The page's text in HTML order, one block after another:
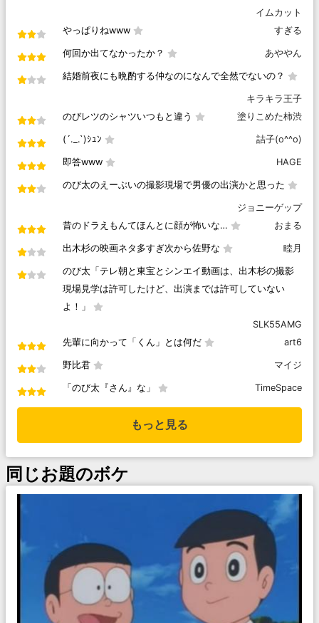
イムカット
やっぱりねwww
すぎる
何回か出てなかったか？ あややん
結婚前夜にも晩酌する仲なのになんで全然でないの？
キラキラ王子
のびレツのシャツいつもと違う
塗りこめた柿渋
(´._.`)ｼｭﾝ 詰子(o^^o)
即答www HAGE
のび太のえーぶいの撮影現場で男優の出演かと思った
ジョニーゲップ
昔のドラえもんてほんとに顔が怖いな…
おまる
出木杉の映画ネタ多すぎ次から佐野な 睦月
のび太「テレ朝と東宝とシンエイ動画は、出木杉の撮影
現場見学は許可したけど、出演までは許可していない
よ！」
SLK55AMG
先輩に向かって「くん」とは何だ
art6
野比君 マイジ
「のび太『さん』な」 TimeSpace
もっと見る
同じお題のボケ